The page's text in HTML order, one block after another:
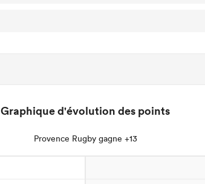
Graphique d'évolution des points
Provence Rugby gagne +13